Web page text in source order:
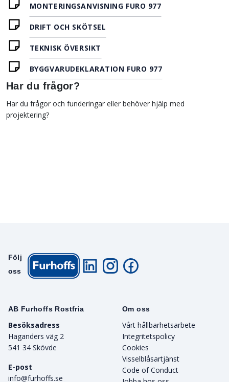
MONTERINGSANVISNING FURO 977
DRIFT OCH SKÖTSEL
TEKNISK ÖVERSIKT
BYGGVARUDEKLARATION FURO 977
Har du frågor?
Har du frågor och funderingar eller behöver hjälp med
projektering?
AB Furhoffs Rostfria
Besöksadress
Haganders väg 2
541 34 Skövde
E-post
info@furhoffs.se
Om oss
Vårt hållbarhetsarbete
Integritetspolicy
Cookies
Visselblåsartjänst
Code of Conduct
Följ
oss